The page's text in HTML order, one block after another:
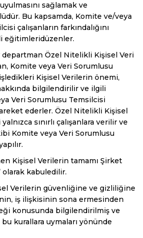
sağlamak ve
Bu kapsamda, Komite ve/veya
çalışanların farkındalığını
eğitimleridüzenler.
Özel Nitelikli Kişisel Veri
Komite veya Veri Sorumlusu
Kişisel Verilerin önemi,
bilgilendirilir ve ilgili
Veri Sorumlusu Temsilcisi
ederler. Özel Nitelikli Kişisel
sınırlı çalışanlara verilir ve
Komite veya Veri Sorumlusu
Kişisel Verilerin tamamı Şirket
olarak kabuledilir.
Verilerin güvenliğine ve gizliliğine
iş ilişkisinin sona ermesinden
konusunda bilgilendirilmiş ve
kurallara uymaları yönünde